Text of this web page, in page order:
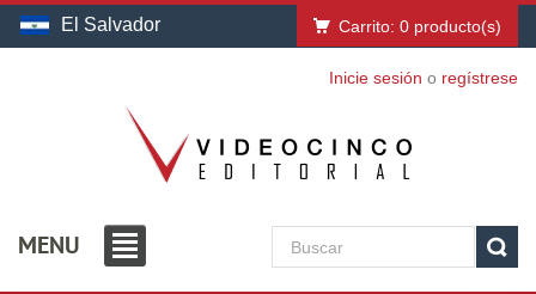
El Salvador Carrito: 0 producto(s)
Inicie sesión o regístrese
MENU